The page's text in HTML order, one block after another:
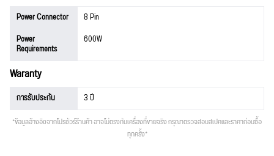
Power Connector
8 Pin
Power
Requirements
600W
Waranty
การรับประกัน 3 ปี
*ข้อมูลอ้างอิงจากโปรชัวร์ร้านค้า อาจไม่ตรงกับเครื่องที่ขายจริง กรุณาตรวจสอบสเปคและราคาก่อนซื้อ
ทุกครั้ง*